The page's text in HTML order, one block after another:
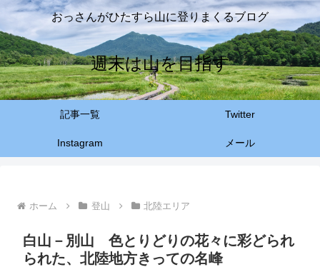
おっさんがひたすら山に登りまくるブログ
週末は山を目指す
記事一覧 Twitter
Instagram メール
ホーム 登山 北陸エリア
白山－別山 色とりどりの花々に彩どられ
られた、北陸地方きっての名峰